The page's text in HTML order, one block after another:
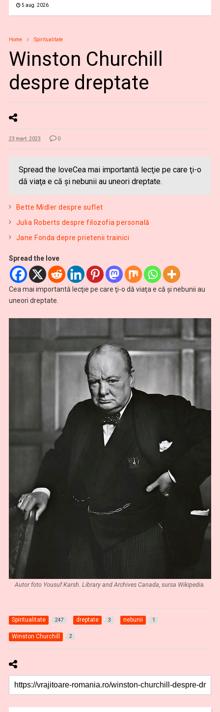
5 aug. 2026
Home Spiritualitate
Winston Churchill
despre dreptate
23 mart. 2023 0
Spread the loveCea mai importantă lecţie pe care ţi-o
dă viaţa e că şi nebunii au uneori dreptate.
Bette Midler despre suflet
Julia Roberts despre filozofia personală
Jane Fonda depre prietenii trainici
Spread the love
Cea mai importantă lecţie pe care ţi-o dă viaţa e că şi nebunii au
uneori dreptate.
Autor foto Yousuf Karsh. Library and Archives Canada, sursa Wikipedia.
Spiritualitate 247 dreptate 3 nebunii 1
Winston Churchill 2